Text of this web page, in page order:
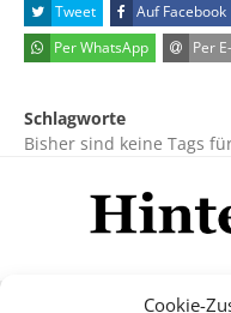
Cookie-
Tweet Auf Facebook
Per WhatsApp
Per
Schlagworte
Bisher sind keine Tags